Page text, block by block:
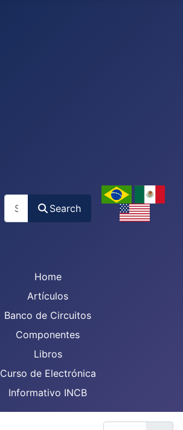
Search
Home
Artículos
Banco de Circuitos
Componentes
Libros
Curso de Electrónica
Informativo INCB